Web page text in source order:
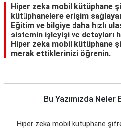
Hiper zeka mobil kütüphane
kütüphanelere erişim
Eğitim ve bilgiye daha hızlı
sistemin işleyişi ve detayları
Hiper zeka mobil kütüphane
merak ettiklerinizi öğrenin.
Bu Yazımızda Neler
Hiper zeka mobil kütüphane